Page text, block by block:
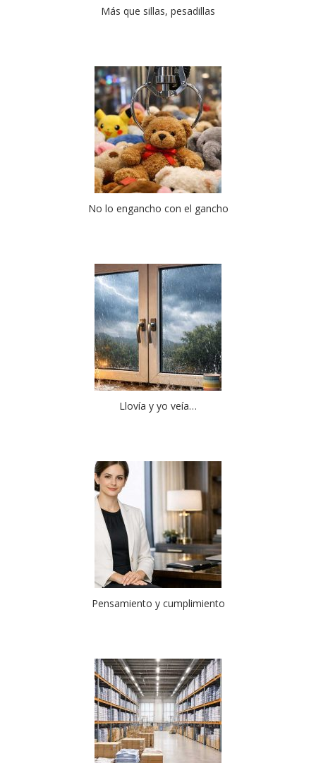
Más que sillas, pesadillas
No lo engancho con el gancho
Llovía y yo veía…
Pensamiento y cumplimiento